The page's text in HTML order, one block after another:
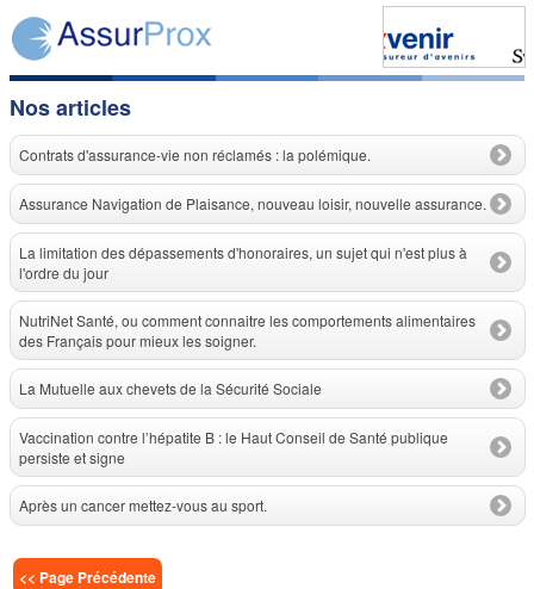
Nos articles
Contrats d'assurance-vie non réclamés : la polémique.
Assurance Navigation de Plaisance, nouveau loisir, nouvelle assurance.
La limitation des dépassements d'honoraires, un sujet qui n'est plus à
l'ordre du jour
NutriNet Santé, ou comment connaitre les comportements alimentaires
des Français pour mieux les soigner.
La Mutuelle aux chevets de la Sécurité Sociale
Vaccination contre l’hépatite B : le Haut Conseil de Santé publique
persiste et signe
Après un cancer mettez-vous au sport.
<< Page Précédente